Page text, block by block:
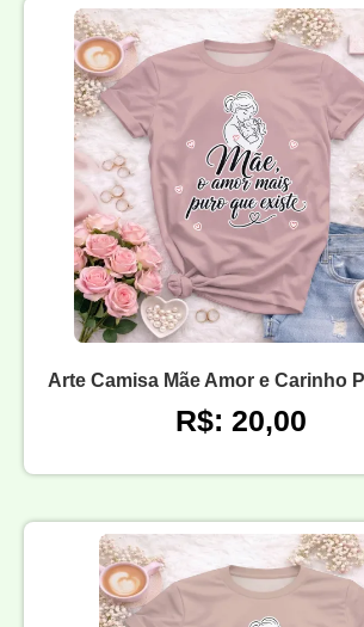
Arte Camisa Mãe Amor e Carinho
R$: 20,00